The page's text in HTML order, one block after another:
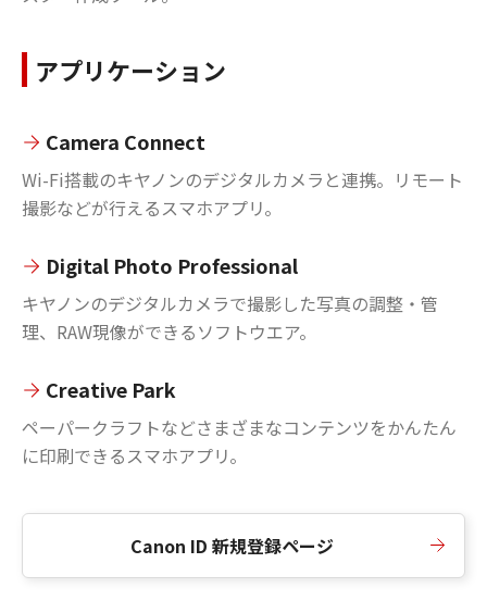
アプリケーション
Camera Connect
Wi-Fi搭載のキヤノンのデジタルカメラと連携。リモート
撮影などが行えるスマホアプリ。
Digital Photo Professional
キヤノンのデジタルカメラで撮影した写真の調整・管
理、RAW現像ができるソフトウエア。
Creative Park
ペーパークラフトなどさまざまなコンテンツをかんたん
に印刷できるスマホアプリ。
Canon ID 新規登録ページ